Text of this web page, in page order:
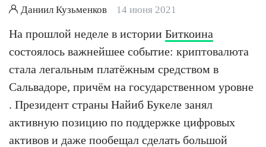
Даниил Кузьменков 14 июня 2021
На прошлой неделе в истории Биткоина
состоялось важнейшее событие: криптовалюта
стала легальным платёжным средством в
Сальвадоре, причём на государственном уровне
. Президент страны Найиб Букеле занял
активную позицию по поддержке цифровых
активов и даже пообещал сделать большой